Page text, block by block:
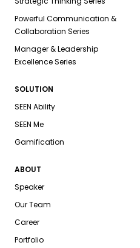
Powerful Communication &
Collaboration Series
Manager & Leadership
Excellence Series
SOLUTION
SEEN Ability
SEEN Me
Gamification
ABOUT
Speaker
Our Team
Career
Portfolio